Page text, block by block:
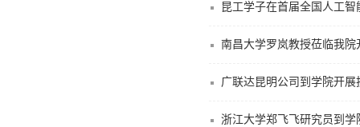
昆工学子在首届全国人工
南昌大学罗岚教授莅临我院
广联达昆明公司到学院开
浙江大学郑飞飞研究员到学